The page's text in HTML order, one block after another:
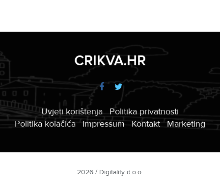
CRIKVA.HR
Uvjeti korištenja
Politika privatnosti
Politika kolačića
Impressum Kontakt Marketing
2026 / Digitality d.o.o.